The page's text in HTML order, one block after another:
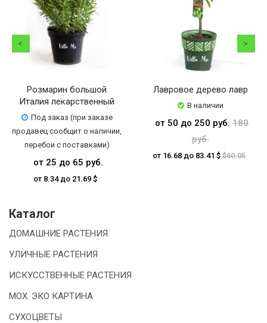
Розмарин большой
Италия лекарственный
Под заказ (при заказе
продавец сообщит о наличии,
перебои с поставками)
от 25 до 65 руб.
от 8.34 до 21.69 $
Лавровое дерево лавр
В наличии
от 50 до 250 руб. 180
руб.
от 16.68 до 83.41 $$60.05
Каталог
ДОМАШНИЕ РАСТЕНИЯ
УЛИЧНЫЕ РАСТЕНИЯ
ИСКУССТВЕННЫЕ РАСТЕНИЯ
МОХ. ЭКО КАРТИНА
СУХОЦВЕТЫ